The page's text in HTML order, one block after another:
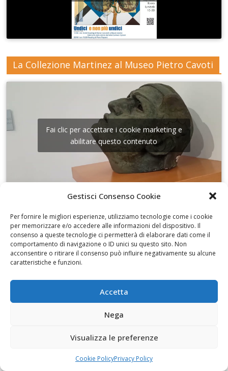
Gestisci Consenso Cookie
Per fornire le migliori esperienze, utilizziamo tecnologie come i cookie
per memorizzare e/o accedere alle informazioni del dispositivo. Il
consenso a queste tecnologie ci permetterà di elaborare dati come il
comportamento di navigazione o ID unici su questo sito. Non
acconsentire o ritirare il consenso può influire negativamente su alcune
caratteristiche e funzioni.
Accetta
Nega
Visualizza le preferenze
Cookie PolicyPrivacy Policy
La Collezione Martinez al Museo Pietro Cavoti
Fai clic per accettare i cookie marketing e
abilitare questo contenuto
I disegni di Martinez
Fai clic per accettare i cookie marketing e
abilitare questo contenuto
Alfabeti 2 al Museo civico Cavoti